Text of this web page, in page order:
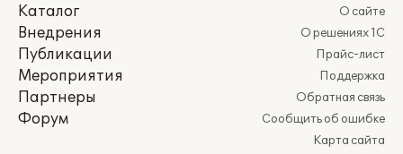
Каталог
Внедрения
Публикации
Мероприятия
Партнеры
Форум
О сайте
О решениях 1С
Прайс-лист
Поддержка
Обратная связь
Сообщить об ошибке
Карта сайта